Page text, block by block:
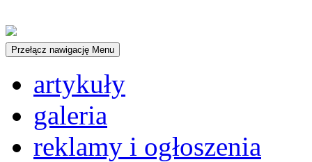
Przełącz nawigację Menu
artykuły
galeria
reklamy i ogłoszenia